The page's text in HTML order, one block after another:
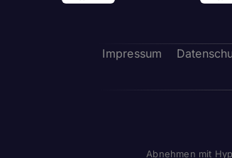
Impressum
Abnehmen mit